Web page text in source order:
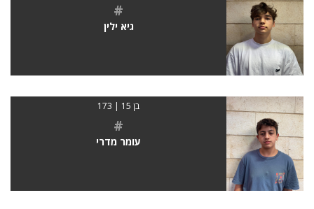
#
גיא ילין
בן 15 | 173
#
עומר מדרי